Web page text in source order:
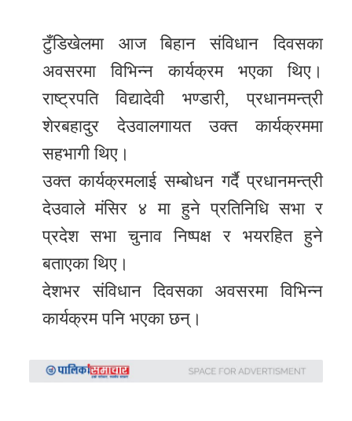
टुँडिखेलमा आज बिहान संविधान दिवसका
अवसरमा विभिन्न कार्यक्रम भएका थिए।
राष्ट्रपति विद्यादेवी भण्डारी, प्रधानमन्त्री
शेरबहादुर देउवालगायत उक्त कार्यक्रममा
सहभागी थिए।
उक्त कार्यक्रमलाई सम्बोधन गर्दै प्रधानमन्त्री
देउवाले मंसिर ४ मा हुने प्रतिनिधि सभा र
प्रदेश सभा चुनाव निष्पक्ष र भयरहित हुने
बताएका थिए।
देशभर संविधान दिवसका अवसरमा विभिन्न
कार्यक्रम पनि भएका छन्।